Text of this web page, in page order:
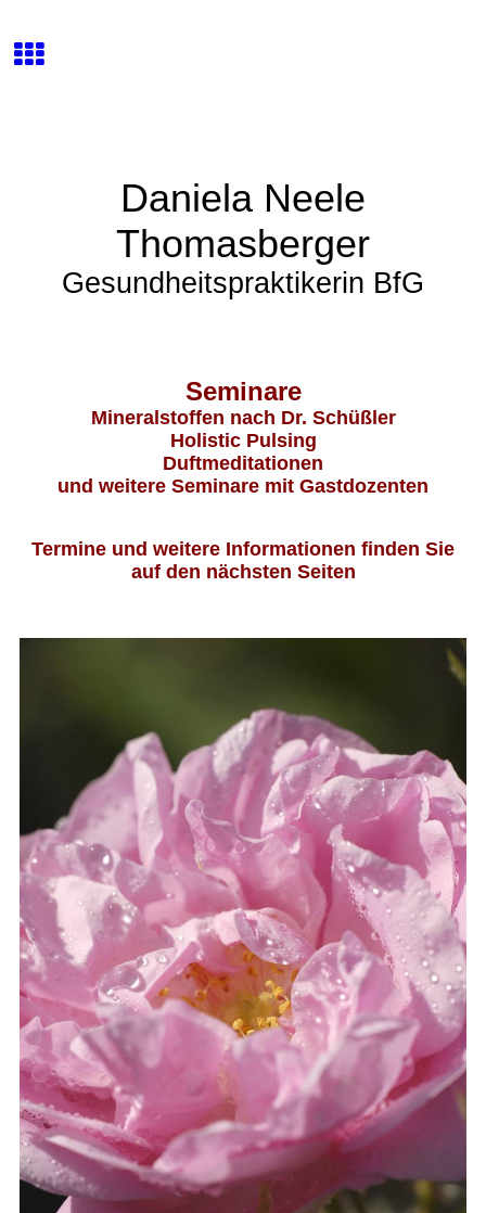
Daniela Neele
Thomasberger
Gesundheitspraktikerin BfG
Seminare
Mineralstoffen nach Dr. Schüßler
Holistic Pulsing
Duftmeditationen
und weitere Seminare mit Gastdozenten
Termine und weitere Informationen finden Sie
auf den nächsten Seiten